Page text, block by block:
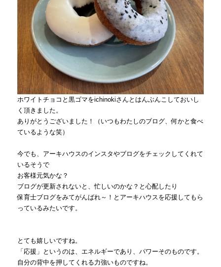
ホワイトチョコと黒ゴマをichinokiさんとはんぶんこしておいし
く頂きました。
ありがとうございました！（いつもわたしのブログ、何かと食べ
ているような笑）
今でも、アーキハウスのインスタやブログをチェックしてくれて
いるそうで
お客様元気かな？
ブログが更新されないと、忙しいのかな？と心配したり
保育士ブログをみてがんばれ～！とアーキハウスを応援してもら
っているみたいです。
とても嬉しいですね。
「応援」というのは、エネルギーであり、パワーそのものです。
自分の背中を押してくれる力強いものですね。